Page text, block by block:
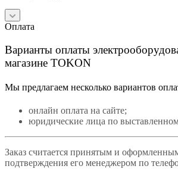
Оплата
Варианты оплаты
магазине TOKON
Мы предлагаем несколько вариантов
онлайн оплата на сайте;
юридические лица по
Заказ считается принятым и
подтверждения его менеджером по